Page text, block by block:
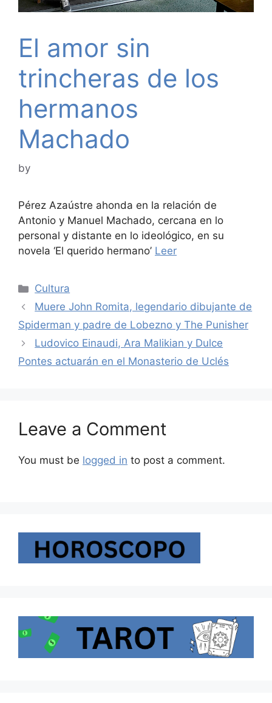
El amor sin
trincheras de los
hermanos
Machado
by
Pérez Azaústre ahonda en la relación de
Antonio y Manuel Machado, cercana en lo
personal y distante en lo ideológico, en su
novela ‘El querido hermano’ Leer
Categories
Cultura
Muere John Romita, legendario dibujante de
Spiderman y padre de Lobezno y The Punisher
Ludovico Einaudi, Ara Malikian y Dulce
Pontes actuarán en el Monasterio de Uclés
Leave a Comment
You must be logged in to post a comment.